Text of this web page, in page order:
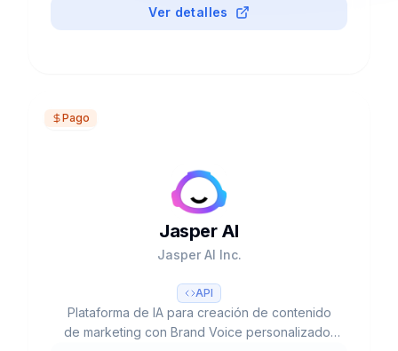
Ver detalles
Pago
Jasper AI
Jasper AI Inc.
API
Plataforma de IA para creación de contenido
de marketing con Brand Voice personalizado,